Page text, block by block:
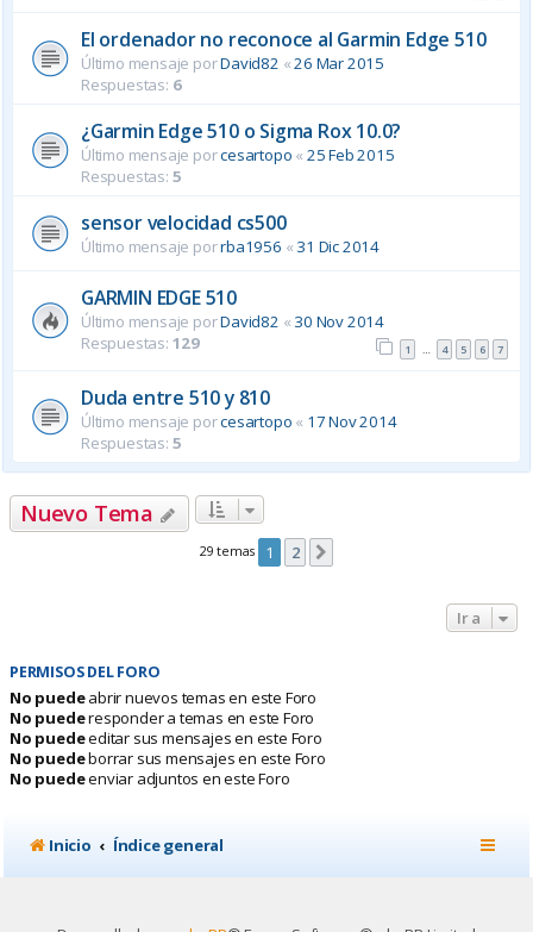
El ordenador no reconoce al Garmin Edge 510
Último mensaje porDavid82 «26 Mar 2015
Respuestas: 6
¿Garmin Edge 510 o Sigma Rox 10.0?
Último mensaje porcesartopo « 25 Feb 2015
Respuestas: 5
sensor velocidad cs500
Último mensaje porrba1956 « 31 Dic 2014
GARMIN EDGE 510
Último mensaje porDavid82 « 30 Nov 2014
Respuestas: 129 1 … 4 5 6 7
Duda entre 510 y 810
Último mensaje porcesartopo « 17 Nov 2014
Respuestas: 5
Nuevo Tema
29 temas 1 2
Ir a
PERMISOS DEL FORO
No puedeabrir nuevos temas en este Foro
No puederesponder a temas en este Foro
No puedeeditar sus mensajes en este Foro
No puedeborrar sus mensajes en este Foro
No puedeenviar adjuntos en este Foro
Inicio Índice general